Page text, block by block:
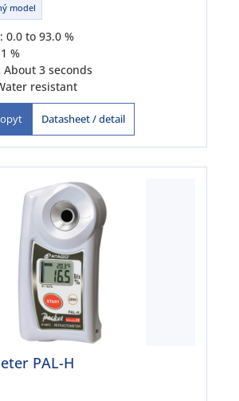
model
0.0 to 93.0 %
%
About 3 seconds
resistant
Datasheet / detail
PAL-H